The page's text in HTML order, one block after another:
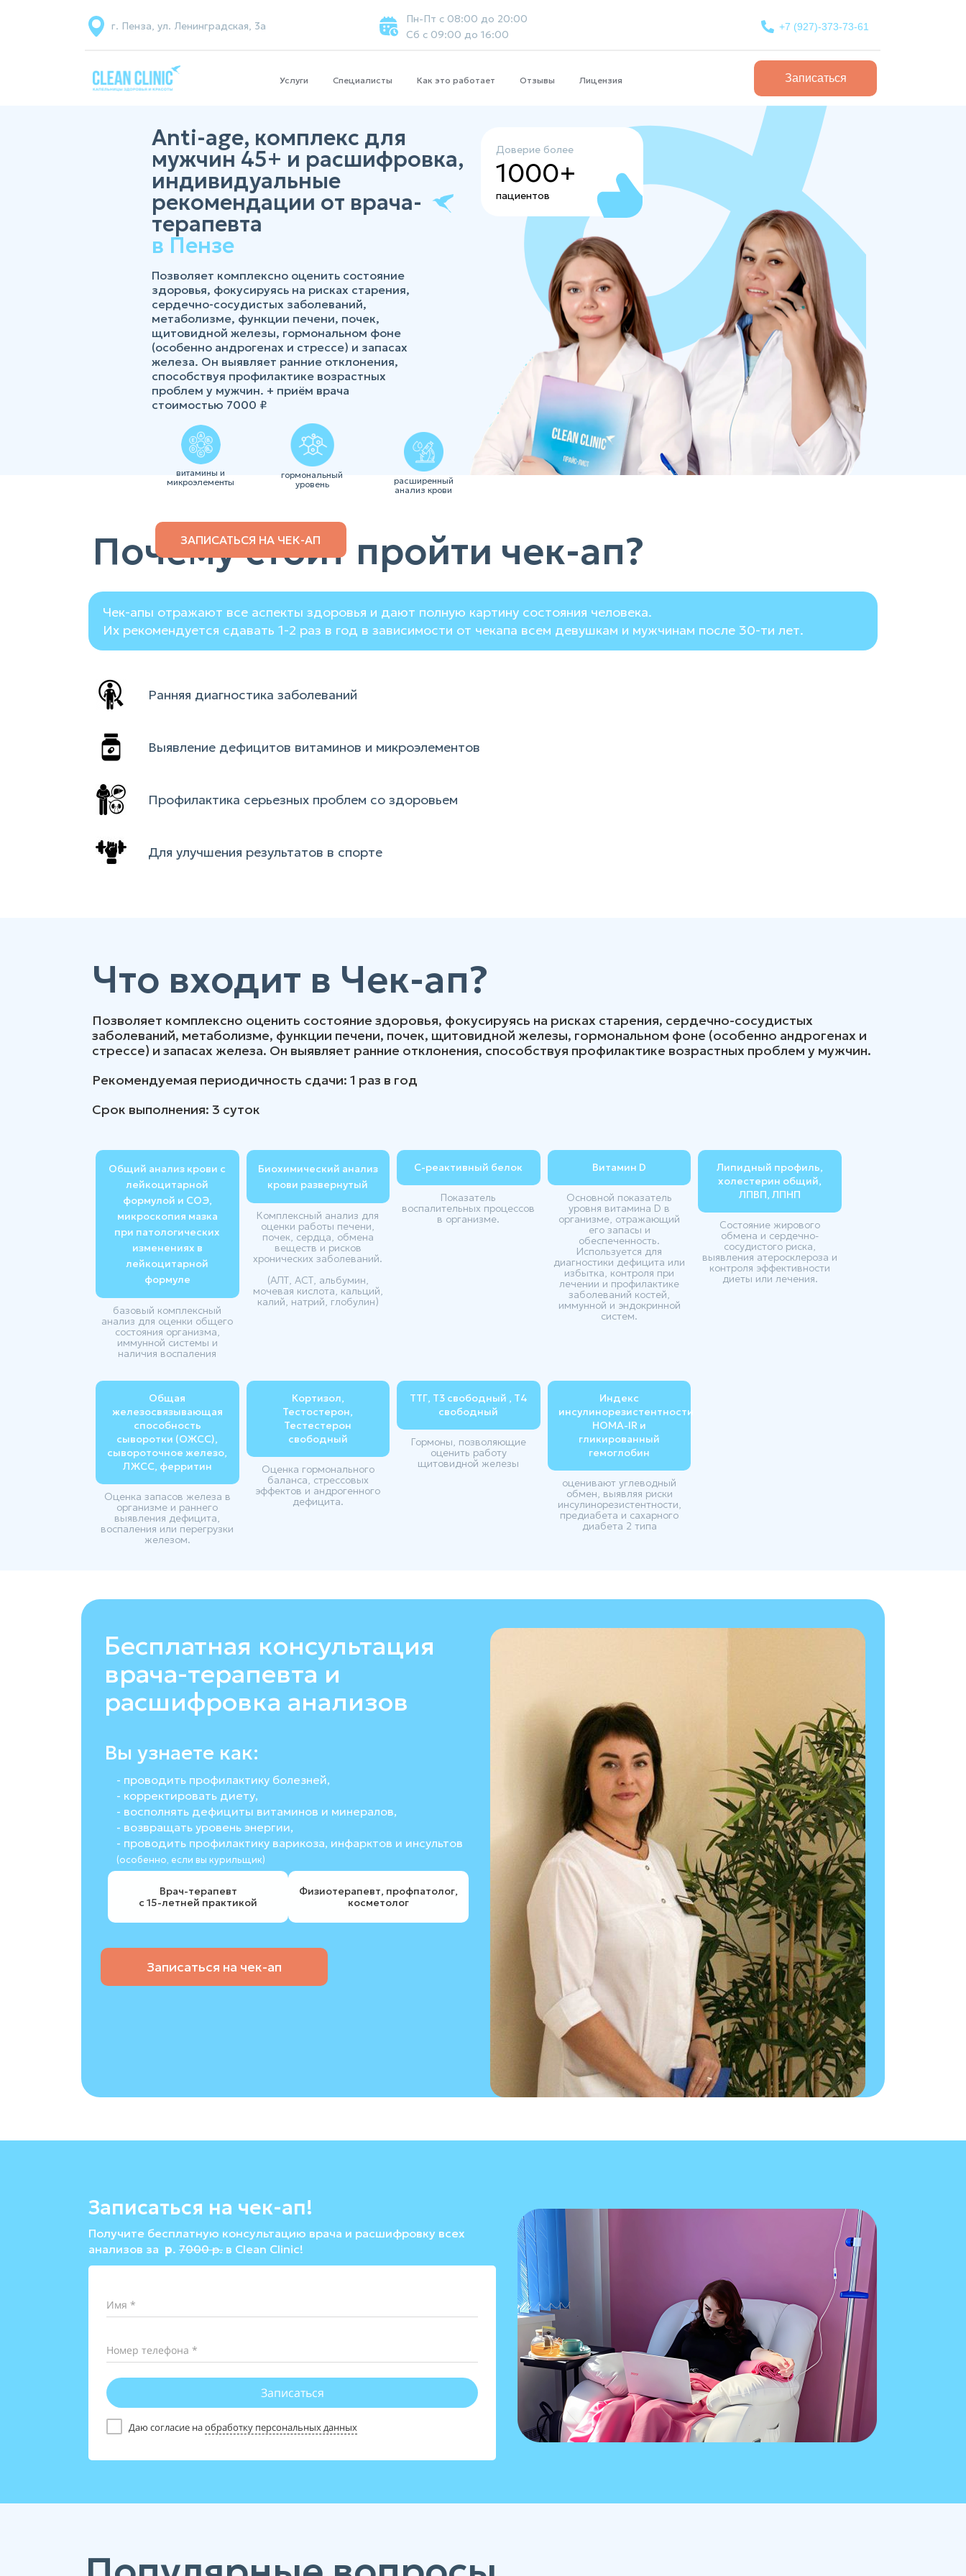
г. Пенза, ул. Ленинградская, 3а
Пн-Пт с 08:00 до 20:00
Сб с 09:00 до 16:00
+7 (927)-373-73-61
Услуги Специалисты Как это работает Отзывы Лицензия Записаться
Доверие более
1000+
пациентов
Anti-age, комплекс для
мужчин 45+ и расшифровка,
индивидуальные
рекомендации от врача-
терапевта
в Пензе
Позволяет комплексно оценить состояние
здоровья, фокусируясь на рисках старения,
сердечно-сосудистых заболеваний,
метаболизме, функции печени, почек,
щитовидной железы, гормональном фоне
(особенно андрогенах и стрессе) и запасах
железа. Он выявляет ранние отклонения,
способствуя профилактике возрастных
проблем у мужчин. + приём врача
стоимостью 7000 ₽
витамины и
микроэлементы
гормональный
уровень
расширенный
анализ крови
ЗАПИСАТЬСЯ НА ЧЕК-АП
Почему стоит пройти чек-ап?
Чек-апы отражают все аспекты здоровья и дают полную картину состояния человека.
Их рекомендуется сдавать 1-2 раз в год в зависимости от чекапа всем девушкам и мужчинам после 30-ти лет.
Ранняя диагностика заболеваний
Выявление дефицитов витаминов и микроэлементов
Профилактика серьезных проблем со здоровьем
Для улучшения результатов в спорте
Что входит в Чек-ап?
Позволяет комплексно оценить состояние здоровья, фокусируясь на рисках старения, сердечно-сосудистых
заболеваний, метаболизме, функции печени, почек, щитовидной железы, гормональном фоне (особенно андрогенах и
стрессе) и запасах железа. Он выявляет ранние отклонения, способствуя профилактике возрастных проблем у мужчин.
Рекомендуемая периодичность сдачи: 1 раз в год
Срок выполнения: 3 суток
Общий анализ крови с
лейкоцитарной
формулой и СОЭ,
микроскопия мазка
при патологических
изменениях в
лейкоцитарной
формуле
базовый комплексный
анализ для оценки общего
состояния организма,
иммунной системы и
наличия воспаления
Биохимический анализ
крови развернутый
Комплексный анализ для
оценки работы печени,
почек, сердца, обмена
веществ и рисков
хронических заболеваний.
(АЛТ, АСТ, альбумин,
мочевая кислота, кальций,
калий, натрий, глобулин)
С-реактивный белок
Показатель
воспалительных процессов
в организме.
Витамин D
Основной показатель
уровня витамина D в
организме, отражающий
его запасы и
обеспеченность.
Используется для
диагностики дефицита или
избытка, контроля при
лечении и профилактике
заболеваний костей,
иммунной и эндокринной
систем.
Липидный профиль,
холестерин общий,
ЛПВП, ЛПНП
Состояние жирового
обмена и сердечно-
сосудистого риска,
выявления атеросклероза и
контроля эффективности
диеты или лечения.
Общая
железосвязывающая
способность
сыворотки (ОЖСС),
сывороточное железо,
ЛЖСС, ферритин
Оценка запасов железа в
организме и раннего
выявления дефицита,
воспаления или перегрузки
железом.
Кортизол,
Тестостерон,
Тестестерон
свободный
Оценка гормонального
баланса, стрессовых
эффектов и андрогенного
дефицита.
ТТГ, Т3 свободный , Т4
свободный
Гормоны, позволяющие
оценить работу
щитовидной железы
Индекс
инсулинорезистентности
HOMA-IR и
гликированный
гемоглобин
оценивают углеводный
обмен, выявляя риски
инсулинорезистентности,
предиабета и сахарного
диабета 2 типа
Бесплатная консультация
врача-терапевта и
расшифровка анализов
Вы узнаете как:
- проводить профилактику болезней,
- корректировать диету,
- восполнять дефициты витаминов и минералов,
- возвращать уровень энергии,
- проводить профилактику варикоза, инфарктов и инсультов
(особенно, если вы курильщик)
Врач-терапевт
с 15-летней практикой
Физиотерапевт, профпатолог,
косметолог
Записаться на чек-ап
Записаться на чек-ап!
Получите бесплатную консультацию врача и расшифровку всех
анализов за р. 7000р. в Clean Clinic!
Имя *
Номер телефона *
Записаться
Даю согласие наобработку персональных данных